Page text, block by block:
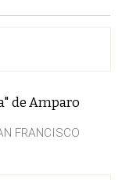
de Amparo
FRANCISCO